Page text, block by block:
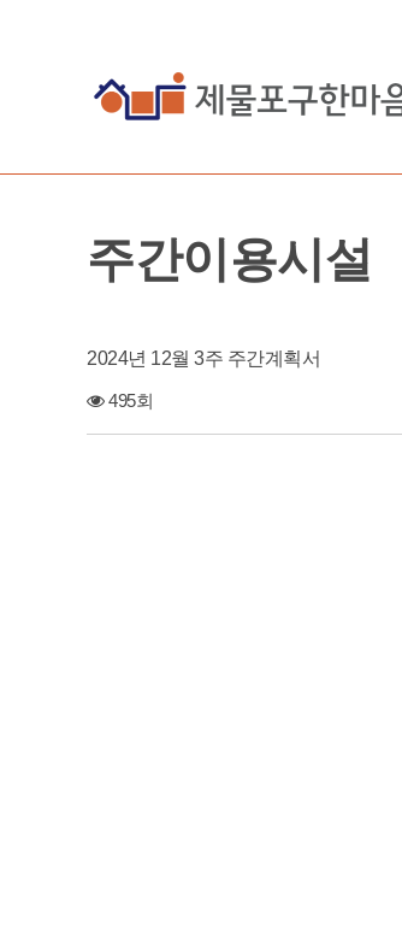
주간이용시설
2024년 12월 3주 주간계획서
495회